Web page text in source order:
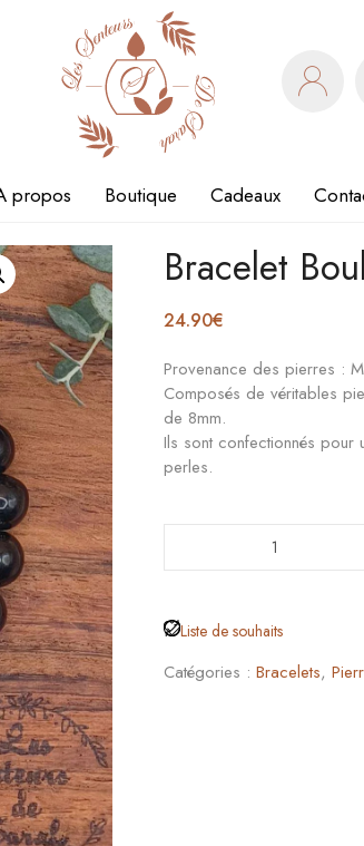
propos Boutique Cadeaux
Bracelet
24.90€
Provenance des pierres :
Composés de véritables
de 8mm.
Ils sont confectionnés
perles.
Liste de souhaits
Catégories :Bracelets,